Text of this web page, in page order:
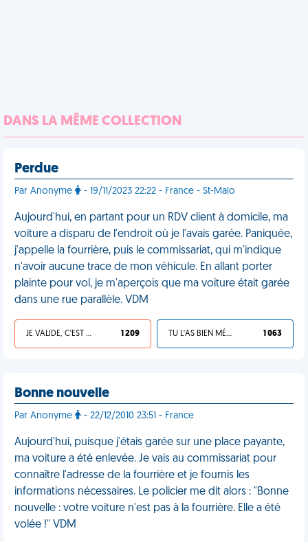
DANS LA MÊME COLLECTION
Perdue
Par Anonyme - 19/11/2023 22:22 - France - St-Malo
Aujourd'hui, en partant pour un RDV client à domicile, ma
voiture a disparu de l'endroit où je l'avais garée. Paniquée,
j'appelle la fourrière, puis le commissariat, qui m'indique
n'avoir aucune trace de mon véhicule. En allant porter
plainte pour vol, je m'aperçois que ma voiture était garée
dans une rue parallèle. VDM
JE VALIDE, C'EST UNE VDM 1 209 TU L'AS BIEN MÉRITÉ 1 063
Bonne nouvelle
Par Anonyme - 22/12/2010 23:51 - France
Aujourd'hui, puisque j'étais garée sur une place payante,
ma voiture a été enlevée. Je vais au commissariat pour
connaître l'adresse de la fourrière et je fournis les
informations nécessaires. Le policier me dit alors : "Bonne
nouvelle : votre voiture n'est pas à la fourrière. Elle a été
volée !" VDM